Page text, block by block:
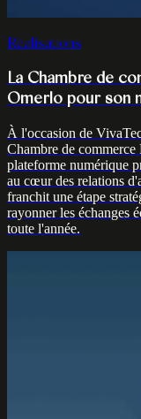
Réalisations
La Chambre de
Omerlo pour son
À l'occasion de
Chambre de
plateforme numérique
au cœur des relations
franchit une étape
rayonner les échanges
toute l'année.